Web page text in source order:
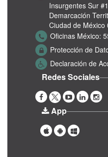
Insurgentes Sur
Demarcación
Ciudad de México
Oficinas México:
Protección de
Declaración de
Redes Sociales
App